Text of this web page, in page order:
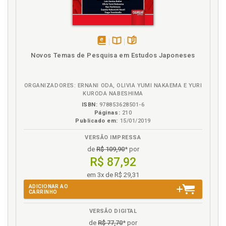
Imperativos categóricos e o Direito, p. 52
Introdução, p. 11
Kant. Filosofia kantiana, p. 15
Kant. Moral e valores em Kant, p. 35
Kant. Moral kantiana, p. 38
Kant. Relações internacionais na teoria de Kant, p.
Kant e fenomenologia, p. 27
Kant, um filósofo ´crítico´, p. 13
Liga das Nações. Woodrow Wilson: discurso de apoio
em
Novos Temas de Pesquisa em Estudos Japoneses
ORGANIZADORES: ERNANI ODA, OLIVIA YUMI NAKAEMA E YURI
KURODA NABESHIMA
ISBN: 978853628501-6
Páginas: 210
Publicado em: 15/01/2019
VERSÃO IMPRESSA
deR$ 109,90* por
R$ 87,92
em 3x de R$ 29,31
ADICIONAR AO
CARRINHO
VERSÃO DIGITAL
de R$ 77,70* por